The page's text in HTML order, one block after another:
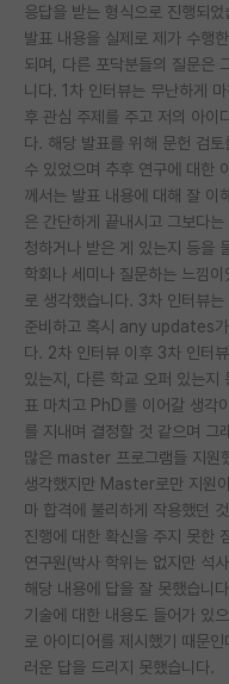
재팬라운지 🌸
응답을 받는 형식으로 진행되
발표 내용을 실제로 제가 수행
되며, 다른 포닥분들의 질문은
니다. 1차 인터뷰는 무난하게
후 관심 주제를 주고 저의 아이
다. 해당 발표를 위해 문헌 검
수 있었으며 추후 연구에 대한
께서는 발표 내용에 대해 잘 이
은 간단하게 끝내시고 그보다
청하거나 받은 게 있는지 등을
학회나 세미나 질문하는 느낌
로 생각했습니다. 3차 인터뷰
준비하고 혹시 any updates가
다. 2차 인터뷰 이후 3차 인터
있는지, 다른 학교 오퍼 있는지
표 마치고 PhD를 이어갈 생각
를 지내며 결정할 것 같으며 그
많은 master 프로그램들 지원
생각했지만 Master로만 지원
마 합격에 불리하게 작용했던
진행에 대한 확신을 주지 못한
연구원(박사 학위는 없지만 석
해당 내용에 답을 잘 못했습니
기술에 대한 내용도 들어가 있
로 아이디어를 제시했기 때문
러운 답을 드리지 못했습니다.